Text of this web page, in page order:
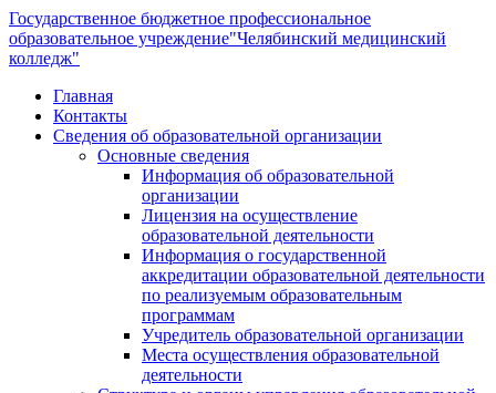
Государственное бюджетное профессиональное
образовательное учреждение"Челябинский медицинский
колледж"
Главная
Контакты
Сведения об образовательной организации
Основные сведения
Информация об образовательной
организации
Лицензия на осуществление
образовательной деятельности
Информация о государственной
аккредитации образовательной деятельности
по реализуемым образовательным
программам
Учредитель образовательной организации
Места осуществления образовательной
деятельности